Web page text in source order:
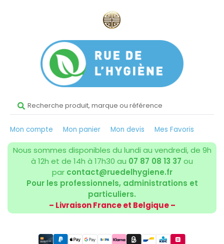
Mon compte Mon panier Mon devis Mes Favoris
Nous sommes disponibles du lundi au vendredi, de 9h
à 12h et de 14h à 17h30 au 07 87 08 13 37 ou
par contact@ruedelhygiene.fr
Pour les professionnels, administrations et
particuliers.
– Livraison France et Belgique –